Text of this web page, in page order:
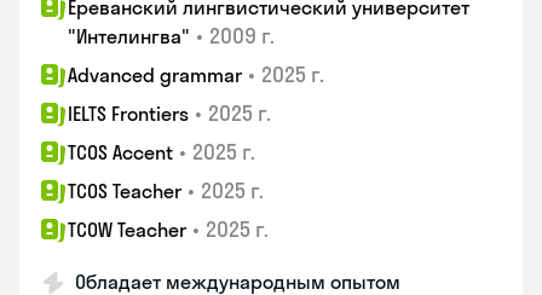
Ереванский лингвистический университет
"Интелингва" • 2009 г.
Advanced grammar • 2025 г.
IELTS Frontiers • 2025 г.
TCOS Accent • 2025 г.
TCOS Teacher • 2025 г.
TCOW Teacher • 2025 г.
Обладает международным опытом